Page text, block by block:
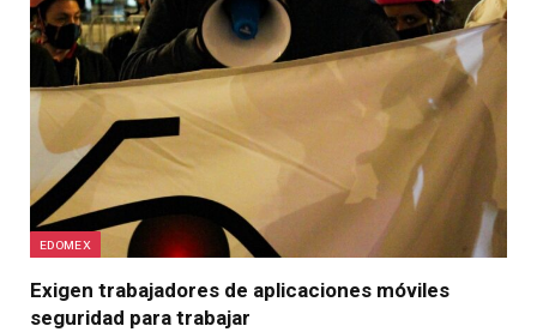
EDOMEX
Exigen trabajadores de aplicaciones móviles
seguridad para trabajar